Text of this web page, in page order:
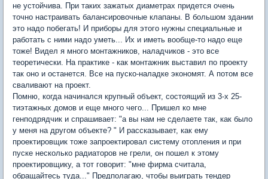
не устойчива. При таких зажатых диаметрах придется очень
точно настраивать балансировочные клапаны. В большом здании
это надо побегать! И приборы для этого нужны специальные и
работать с ними надо уметь... Их и иметь вообще-то надо еще
тоже! Видел я много монтажников, наладчиков - это все
теоретически. На практике - как монтажник выставил по проекту
так оно и останется. Все на пуско-наладке экономят. А потом все
сваливают на проект.
Помню, когда начинался крупный объект, состоящий из 3-х 25-
тиэтажных домов и еще много чего... Пришел ко мне
генподрядчик и спрашивает: "а вы нам не сделаете так, как было
у меня на другом объекте? " И рассказывает, как ему
проектировщик тоже запроектировал систему отопления и при
пуске несколько радиаторов не грели, он пошел к этому
проектировщику, а тот говорит: "мне фирма считала,
обращайтесь туда..." Предполагаю, чтобы выиграть тендер